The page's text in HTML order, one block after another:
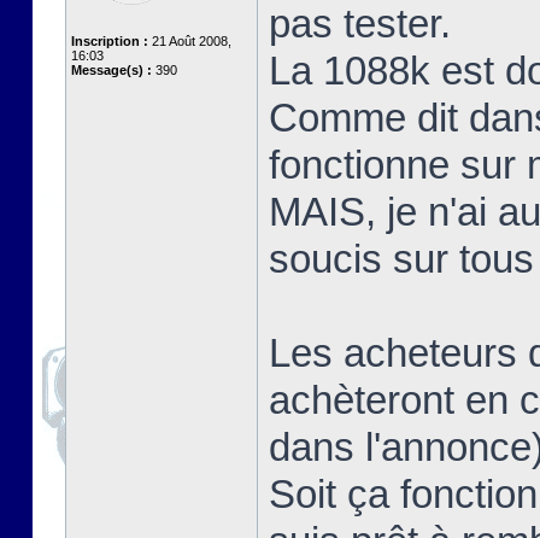
Inscription : 21 Août 2008,
16:03
Message(s) : 390
pas tester.
La 1088k est
Comme dit
fonctionne sur
MAIS, je n'ai
soucis sur
Les acheteurs
achèteront en
dans
Soit ça